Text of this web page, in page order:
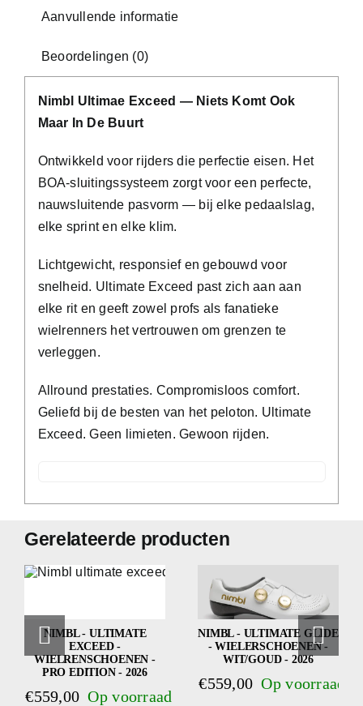
aantal
Aanvullende informatie
Beoordelingen (0)
Nimbl Ultimae Exceed — Niets Komt Ook
Maar In De Buurt
Ontwikkeld voor rijders die perfectie eisen. Het
BOA-sluitingssysteem zorgt voor een perfecte,
nauwsluitende pasvorm — bij elke pedaalslag,
elke sprint en elke klim.
Lichtgewicht, responsief en gebouwd voor
snelheid. Ultimate Exceed past zich aan aan
elke rit en geeft zowel profs als fanatieke
wielrenners het vertrouwen om grenzen te
verleggen.
Allround prestaties. Compromisloos comfort.
Geliefd bij de besten van het peloton. Ultimate
Exceed. Geen limieten. Gewoon rijden.
Gerelateerde producten
NIMBL - ULTIMATE
EXCEED -
WIELRENSCHOENEN -
PRO EDITION - 2026
€559,00
NIMBL - ULTIMATE GLIDE
- WIELERSCHOENEN -
WIT/GOUD - 2026
€559,00